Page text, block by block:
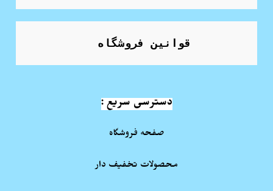
قوانین فروشگاه
دسترسی سریع :
صفحه فروشگاه
محصولات تخفیف دار